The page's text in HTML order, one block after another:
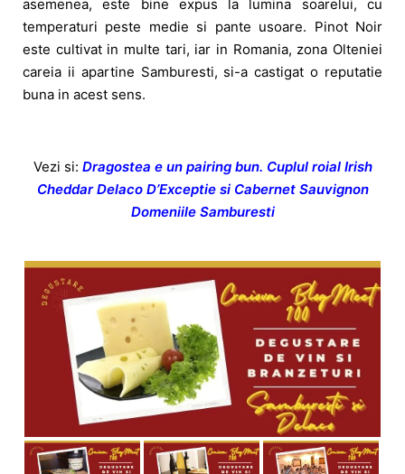
asemenea, este bine expus la lumina soarelui, cu
temperaturi peste medie si pante usoare. Pinot Noir
este cultivat in multe tari, iar in Romania, zona Olteniei
careia ii apartine Samburesti, si-a castigat o reputatie
buna in acest sens.
Vezi si: Dragostea e un pairing bun. Cuplul roial Irish
Cheddar Delaco D’Exceptie si Cabernet Sauvignon
Domeniile Samburesti